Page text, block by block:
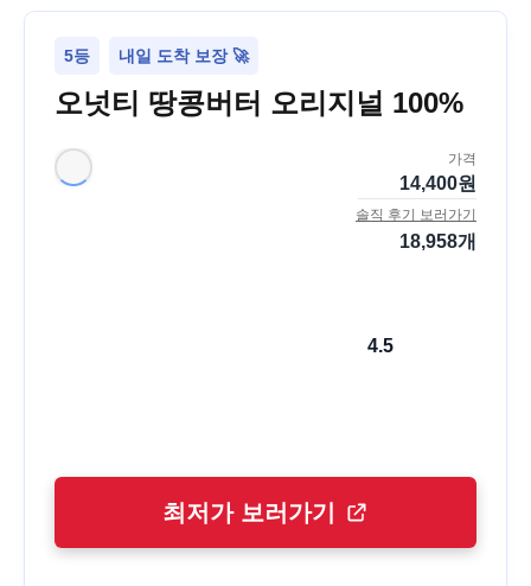
5등 내일 도착 보장 🚀
오넛티 땅콩버터 오리지널 100%
가격
14,400원
솔직 후기 보러가기
18,958개
4.5
최저가 보러가기